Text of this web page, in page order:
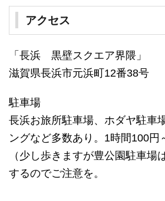
アクセス
「長浜 黒壁スクエア界隈」
滋賀県長浜市元浜町12番38号
駐車場
長浜お旅所駐車場、ホダヤ駐車
ングなど多数あり。1時間100円
（少し歩きますが豊公園駐車場
するのでご注意を。